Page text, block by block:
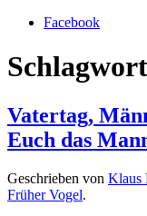
Facebook
Vatertag,
Euch das
Geschrieben von Klaus
Früher Vogel.